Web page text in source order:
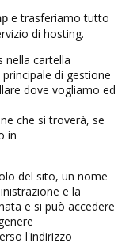
e trasferiamo tutto
di hosting.
nella cartella
di gestione
dove vogliamo ed
che si troverà, se
in
del sito, un nome
e la
e si può accedere
l'indirizzo